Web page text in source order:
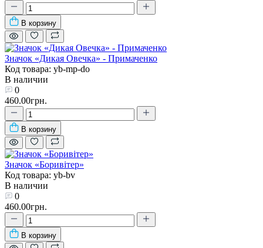
В корзину
Значок «Дикая Овечка» - Примаченко
Код товара: yb-mp-do
В наличии
0
460.00грн.
В корзину
Значок «Боривітер»
Код товара: yb-bv
В наличии
0
460.00грн.
В корзину